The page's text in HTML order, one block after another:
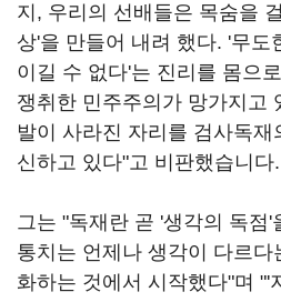
지, 우리의 선배들은 목숨을
상'을 만들어 내려 했다. '무도
이길 수 없다'는 진리를 몸으
쟁취한 민주주의가 망가지고
발이 사라진 자리를 검사독재
신하고 있다"고 비판했습니다.
그는 "독재란 곧 '생각의 독점'
통치는 언제나 생각이 다르
화하는 것에서 시작했다"며 "'